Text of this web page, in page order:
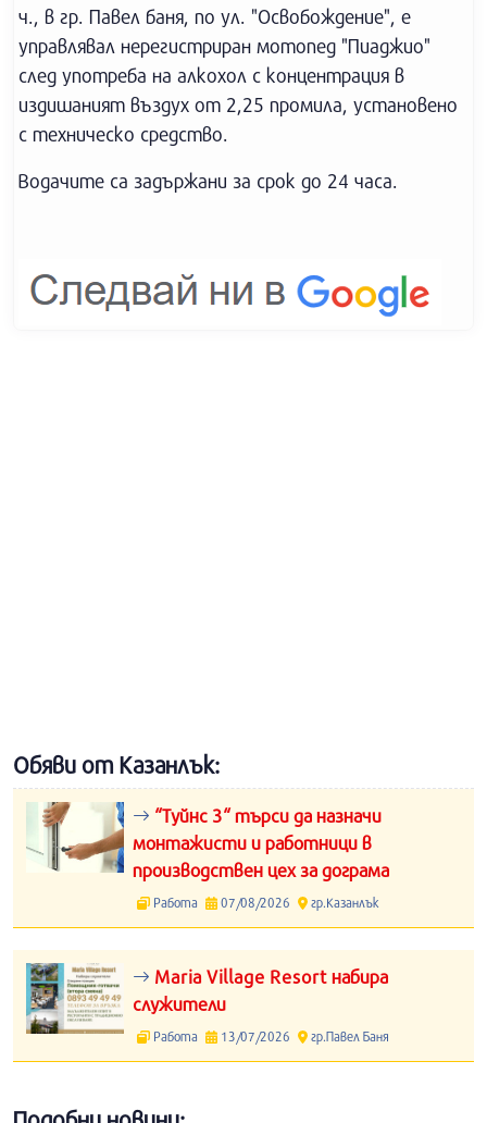
ч., в гр. Павел баня, по ул. "Освобождение", е
управлявал нерегистриран мотопед "Пиаджио"
след употреба на алкохол с концентрация в
издишаният въздух от 2,25 промила, установено
с техническо средство.
Водачите са задържани за срок до 24 часа.
Обяви от Казанлък:
“Туйнс 3“ търси да назначи
монтажисти и работници в
производствен цех за дограма
Работа 07/08/2026 гр.Казанлък
Maria Village Resort набира
служители
Работа 13/07/2026 гр.Павел Баня